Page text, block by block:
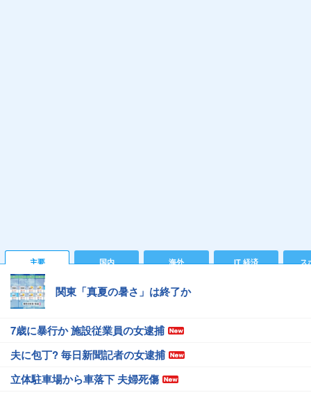
主要 国内 海外 IT 経済 ス
関東「真夏の暑さ」は終了か
7歳に暴行か 施設従業員の女逮捕
夫に包丁? 毎日新聞記者の女逮捕
立体駐車場から車落下 夫婦死傷